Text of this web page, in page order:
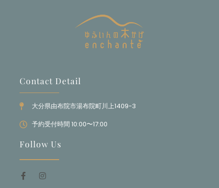
Contact Detail
大分県由布院市湯布院町川上1409-3
予約受付時間 10:00〜17:00
Follow Us